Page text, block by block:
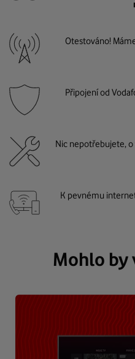
Otestováno!
Připojení od
Nic nepotřebujete, o
K pevnému
Mohlo by